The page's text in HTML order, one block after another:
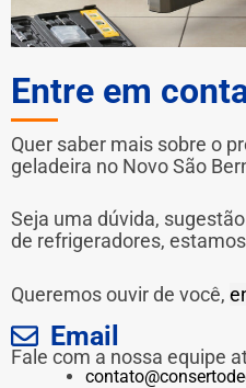
Entre em
Quer saber mais sobre o
geladeira no Novo São
Seja uma dúvida,
de refrigeradores,
Queremos ouvir de você,
Email
Fale com a nossa equipe